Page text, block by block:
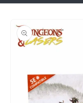
a la
información
del producto